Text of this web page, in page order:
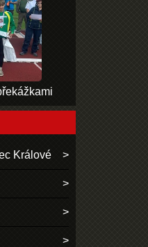
Králové